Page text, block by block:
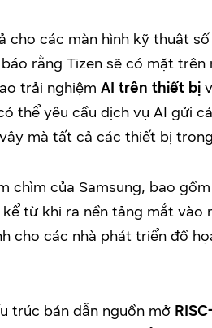
cho các màn hình kỹ thuật
rằng Tizen sẽ có mặt
trải nghiệm AI trên thiết bị
thể yêu cầu dịch vụ AI gửi
mà tất cả các thiết bị
chìm của Samsung, bao gồm
từ khi ra nền tảng mắt vào
cho các nhà phát triển đồ
trúc bán dẫn nguồn mở